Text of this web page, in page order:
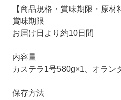
【商品規格・賞味期限・原材
賞味期限
お届け日より約10日間
内容量
カステラ1号580g×1、オラン
保存方法